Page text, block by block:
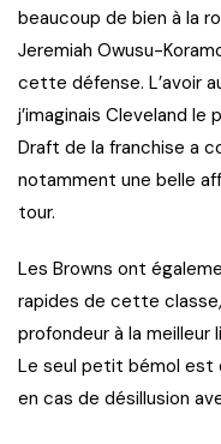
beaucoup de bien à la
Jeremiah Owusu-
cette défense. L’avoir
j’imaginais Cleveland le
Draft de la franchise a
notamment une belle
tour.
Les Browns ont
rapides de cette
profondeur à la meilleur
Le seul petit bémol est
en cas de désillusion